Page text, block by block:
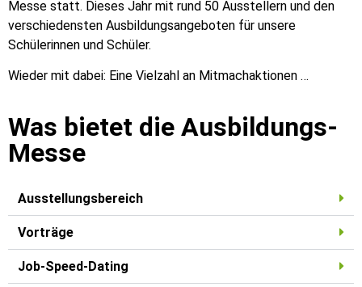
Messe statt. Dieses Jahr mit rund 50 Ausstellern und den
verschiedensten Ausbildungsangeboten für unsere
Schülerinnen und Schüler.
Wieder mit dabei: Eine Vielzahl an Mitmachaktionen …
Was bietet die Ausbildungs-
Messe
Ausstellungsbereich
Vorträge
Job-Speed-Dating